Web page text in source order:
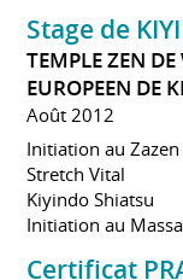
Stage de
TEMPLE ZEN DE
EUROPEEN DE
Août 2012
Initiation au Zazen
Stretch Vital
Kiyindo Shiatsu
Initiation au
Certificat